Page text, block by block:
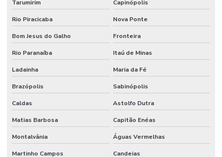
Tarumirim Capinópolis
Rio Piracicaba Nova Ponte
Bom Jesus do Galho Fronteira
Rio Paranaíba Itaú de Minas
Ladainha Maria da Fé
Brazópolis Sabinópolis
Caldas Astolfo Dutra
Matias Barbosa Capitão Enéas
Montalvânia Águas Vermelhas
Martinho Campos Candeias